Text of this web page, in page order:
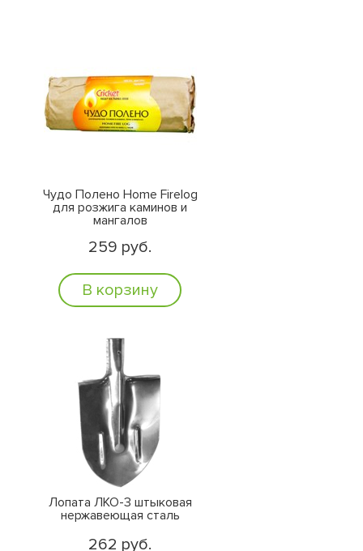
Чудо Полено Home Firelog
для розжига каминов и
мангалов
259 руб.
В корзину
Лопата ЛКО-3 штыковая
нержавеющая сталь
262 руб.